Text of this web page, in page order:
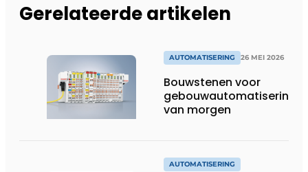
Gerelateerde artikelen
AUTOMATISERING 26 MEI 2026
Bouwstenen voor
gebouwautomatisering
van morgen
AUTOMATISERING